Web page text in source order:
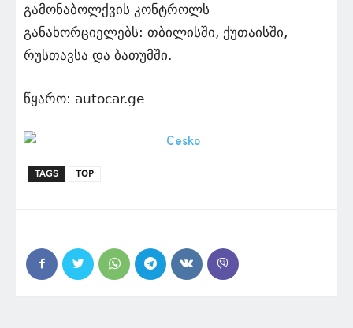
გამონაბოლქვის კონტროლს
განახორციელებს: თბილისში, ქუთაისში,
რუსთავსა და ბათუმში.
წყარო: autocar.ge
TAGS TOP